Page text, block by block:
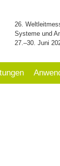
26.
Systeme und
27.–30. Juni